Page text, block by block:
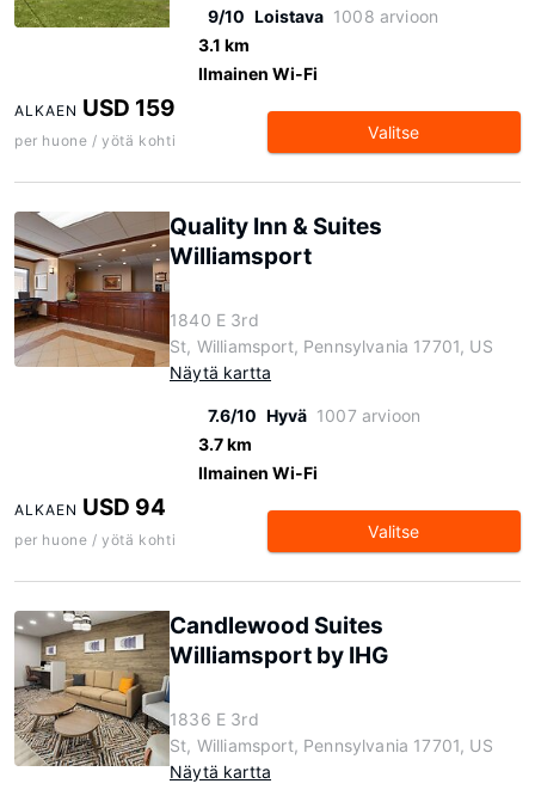
9/10 Loistava 1008 arvioon
3.1 km
Ilmainen Wi-Fi
ALKAEN USD 159
per huone / yötä kohti Valitse
Quality Inn & Suites
Williamsport
1840 E 3rd
St, Williamsport, Pennsylvania 17701, US
Näytä kartta
7.6/10 Hyvä 1007 arvioon
3.7 km
Ilmainen Wi-Fi
ALKAEN USD 94
per huone / yötä kohti Valitse
Candlewood Suites
Williamsport by IHG
1836 E 3rd
St, Williamsport, Pennsylvania 17701, US
Näytä kartta